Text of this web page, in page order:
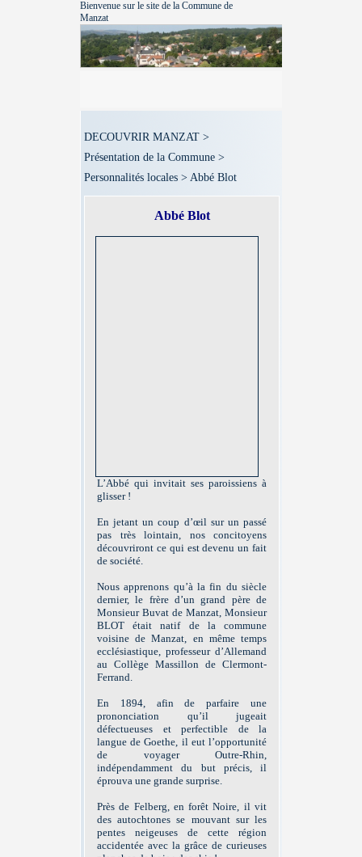
Bienvenue sur le site de la Commune de
Manzat
DECOUVRIR MANZAT >
Présentation de la Commune >
Personnalités locales > Abbé Blot
Abbé Blot
L’Abbé qui invitait ses paroissiens à
glisser !
En jetant un coup d’œil sur un passé
pas très lointain, nos concitoyens
découvriront ce qui est devenu un fait
de société.
Nous apprenons qu’à la fin du siècle
dernier, le frère d’un grand père de
Monsieur Buvat de Manzat, Monsieur
BLOT était natif de la commune
voisine de Manzat, en même temps
ecclésiastique, professeur d’Allemand
au Collège Massillon de Clermont-
Ferrand.
En 1894, afin de parfaire une
prononciation qu’il jugeait
défectueuses et perfectible de la
langue de Goethe, il eut l’opportunité
de voyager Outre-Rhin,
indépendamment du but précis, il
éprouva une grande surprise.
Près de Felberg, en forêt Noire, il vit
des autochtones se mouvant sur les
pentes neigeuses de cette région
accidentée avec la grâce de curieuses